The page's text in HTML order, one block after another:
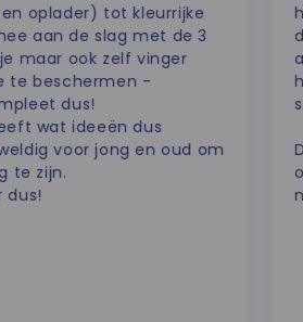
oplader) tot kleurrijke
aan de slag met de 3
maar ook zelf vinger
te beschermen -
dus!
wat ideeën dus
voor jong en oud om
te zijn.
dus!